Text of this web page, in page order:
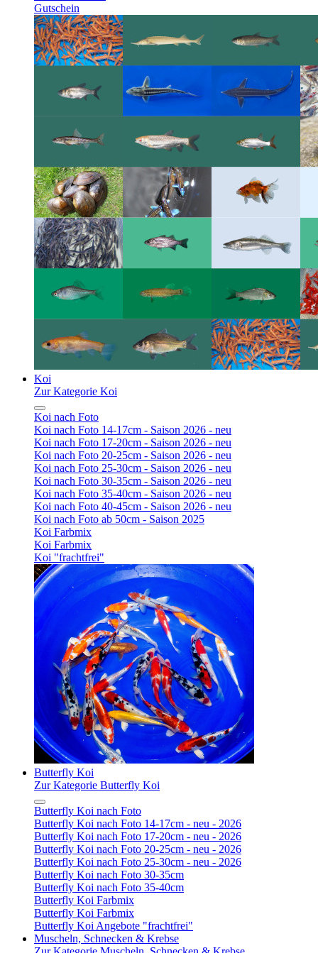
Gutschein
Koi
Zur Kategorie Koi
Koi nach Foto
Koi nach Foto 14-17cm - Saison 2026 - neu
Koi nach Foto 17-20cm - Saison 2026 - neu
Koi nach Foto 20-25cm - Saison 2026 - neu
Koi nach Foto 25-30cm - Saison 2026 - neu
Koi nach Foto 30-35cm - Saison 2026 - neu
Koi nach Foto 35-40cm - Saison 2026 - neu
Koi nach Foto 40-45cm - Saison 2026 - neu
Koi nach Foto ab 50cm - Saison 2025
Koi Farbmix
Koi Farbmix
Koi "frachtfrei"
Butterfly Koi
Zur Kategorie Butterfly Koi
Butterfly Koi nach Foto
Butterfly Koi nach Foto 14-17cm - neu - 2026
Butterfly Koi nach Foto 17-20cm - neu - 2026
Butterfly Koi nach Foto 20-25cm - neu - 2026
Butterfly Koi nach Foto 25-30cm - neu - 2026
Butterfly Koi nach Foto 30-35cm
Butterfly Koi nach Foto 35-40cm
Butterfly Koi Farbmix
Butterfly Koi Farbmix
Butterfly Koi Angebote "frachtfrei"
Muscheln, Schnecken & Krebse